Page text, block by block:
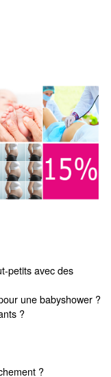
petits avec des
une babyshower ?
?
?